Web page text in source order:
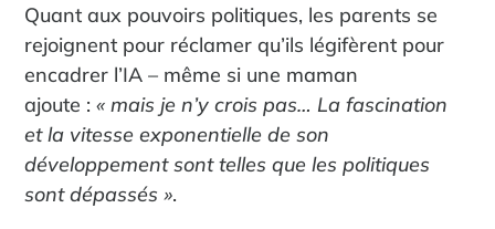
Quant aux pouvoirs politiques, les parents se
rejoignent pour réclamer qu’ils légifèrent pour
encadrer l’IA – même si une maman
ajoute :« mais je n’y crois pas… La fascination
et la vitesse exponentielle de son
développement sont telles que les politiques
sont dépassés ».